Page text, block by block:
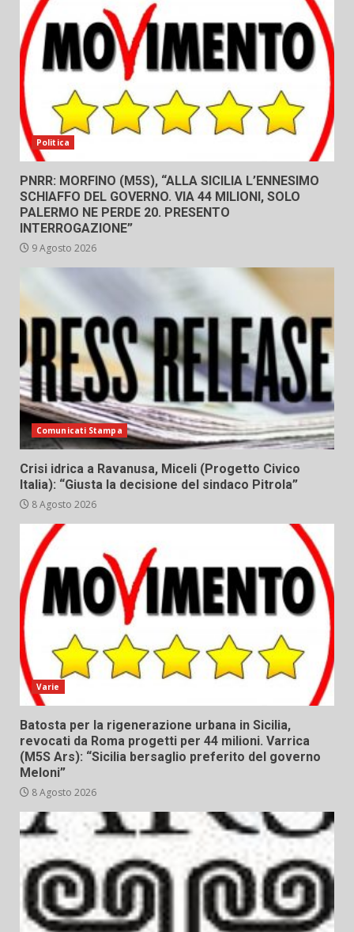
Politica
PNRR: MORFINO (M5S), “ALLA SICILIA L’ENNESIMO
SCHIAFFO DEL GOVERNO. VIA 44 MILIONI, SOLO
PALERMO NE PERDE 20. PRESENTO
INTERROGAZIONE”
9 Agosto 2026
Comunicati Stampa
Crisi idrica a Ravanusa, Miceli (Progetto Civico
Italia): “Giusta la decisione del sindaco Pitrola”
8 Agosto 2026
Varie
Batosta per la rigenerazione urbana in Sicilia,
revocati da Roma progetti per 44 milioni. Varrica
(M5S Ars): “Sicilia bersaglio preferito del governo
Meloni”
8 Agosto 2026